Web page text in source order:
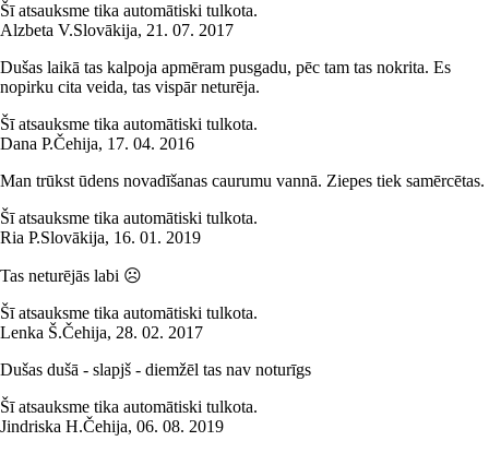
Šī atsauksme tika automātiski tulkota.
Alzbeta V.Slovākija, 21. 07. 2017
Dušas laikā tas kalpoja apmēram pusgadu, pēc tam tas nokrita. Es
nopirku cita veida, tas vispār neturēja.
Šī atsauksme tika automātiski tulkota.
Dana P.Čehija, 17. 04. 2016
Man trūkst ūdens novadīšanas caurumu vannā. Ziepes tiek samērcētas.
Šī atsauksme tika automātiski tulkota.
Ria P.Slovākija, 16. 01. 2019
Tas neturējās labi ☹️
Šī atsauksme tika automātiski tulkota.
Lenka Š.Čehija, 28. 02. 2017
Dušas dušā - slapjš - diemžēl tas nav noturīgs
Šī atsauksme tika automātiski tulkota.
Jindriska H.Čehija, 06. 08. 2019